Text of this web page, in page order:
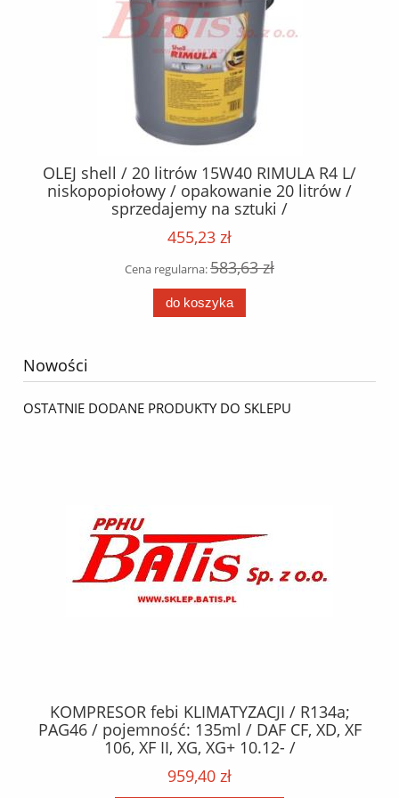
OLEJ shell / 20 litrów 15W40 RIMULA R4 L/
niskopopiołowy / opakowanie 20 litrów /
sprzedajemy na sztuki /
455,23 zł
Cena regularna:583,63 zł
do koszyka
Nowości
OSTATNIE DODANE PRODUKTY DO SKLEPU
KOMPRESOR febi KLIMATYZACJI / R134a;
PAG46 / pojemność: 135ml / DAF CF, XD, XF
106, XF II, XG, XG+ 10.12- /
959,40 zł